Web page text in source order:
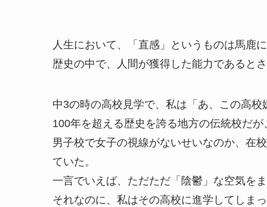
人生において、「直感」というものは馬鹿
歴史の中で、人間が獲得した能力であると
中3の時の高校見学で、私は「あ、この高校
100年を超える歴史を誇る地方の伝統校だ
男子校で女子の視線がないせいなのか、在
ていた。
一言でいえば、ただただ「陰鬱」な空気を
それなのに、私はその高校に進学してしま